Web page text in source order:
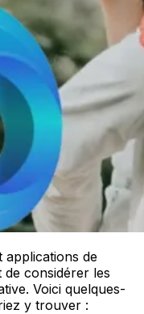
applications de
considérer les
Voici quelques-
y trouver :